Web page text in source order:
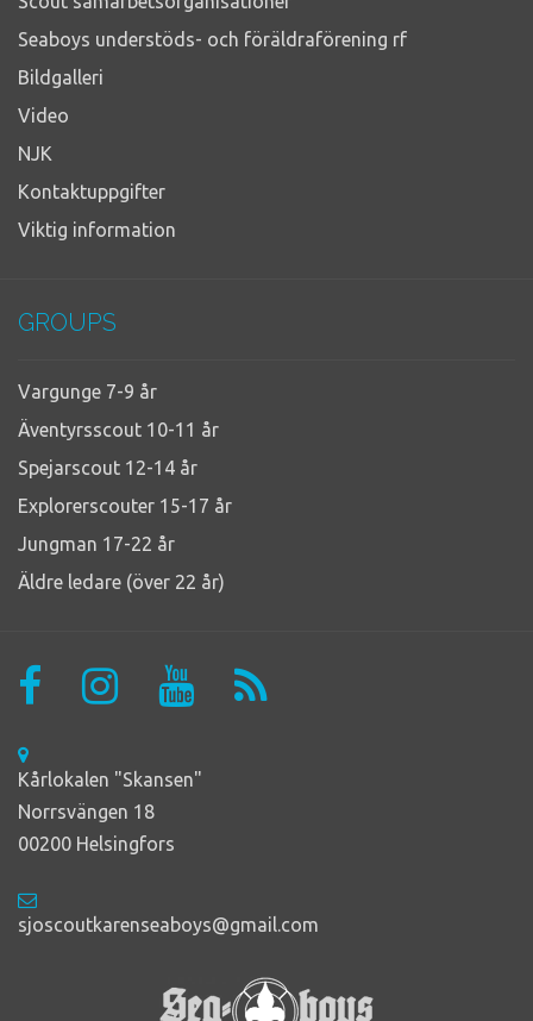
Seaboys understöds- och föräldraförening rf
Bildgalleri
Video
NJK
Kontaktuppgifter
Viktig information
GROUPS
Vargunge 7-9 år
Äventyrsscout 10-11 år
Spejarscout 12-14 år
Explorerscouter 15-17 år
Jungman 17-22 år
Äldre ledare (över 22 år)
Kårlokalen "Skansen"
Norrsvängen 18
00200 Helsingfors
sjoscoutkarenseaboys@gmail.com